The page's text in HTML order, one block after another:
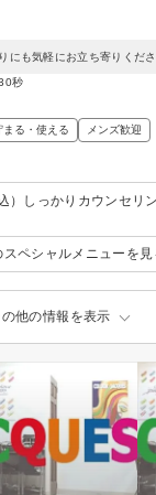
にも気軽にお立ち寄りくださ
秒
まる・使える メンズ歓迎
）しっかりカウンセリ
スペシャルメニューを見
の他の情報を表示